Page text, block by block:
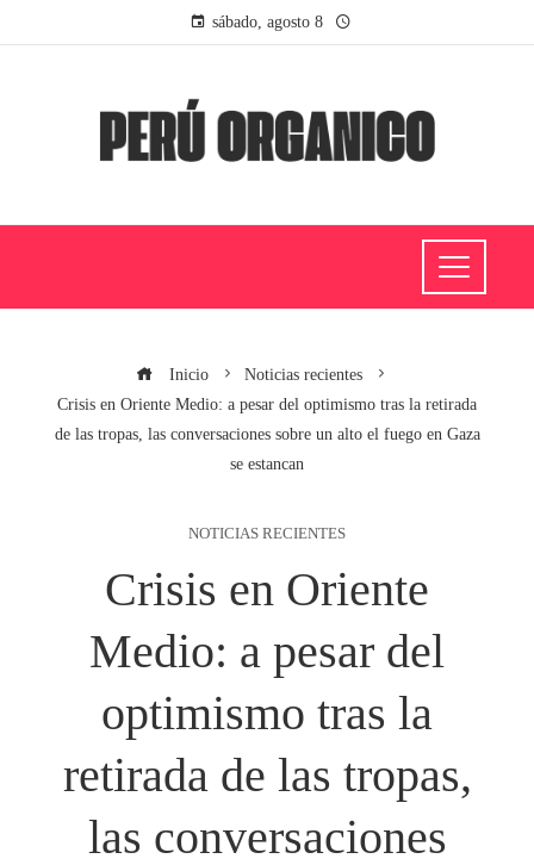
sábado, agosto 8
Inicio
Noticias recientes
Crisis en Oriente Medio: a pesar del optimismo tras la retirada
de las tropas, las conversaciones sobre un alto el fuego en Gaza
se estancan
NOTICIAS RECIENTES
Crisis en Oriente
Medio: a pesar del
optimismo tras la
retirada de las tropas,
las conversaciones